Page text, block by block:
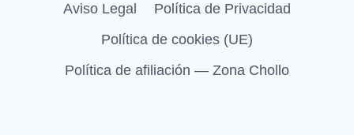
Aviso Legal
Política de Privacidad
Política de cookies (UE)
Política de afiliación — Zona Chollo